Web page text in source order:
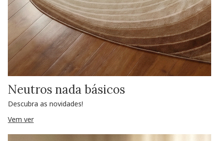
Neutros nada básicos
Descubra as novidades!
Vem ver